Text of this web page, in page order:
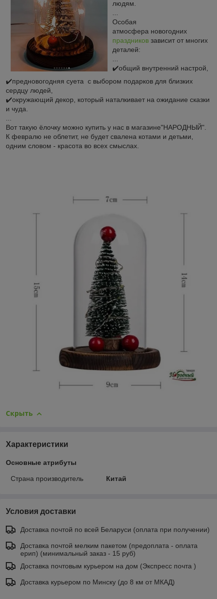
людям.
...
Особая
атмосфера новогодних
праздников зависит от многих
деталей:
...
✔️общий внутренний настрой,
✔️предновогодняя суета с выбором подарков для близких
сердцу людей,
✔️окружающий декор, который наталкивает на ожидание сказки
и чуда.
...
Вот такую ёлочку можно купить у нас в магазине"НАРОДНЫЙ".
К февралю не облетит, не будет свалена котами и детьми,
одним словом - красота во всех смыслах.
Скрыть
Характеристики
Основные атрибуты
Страна производитель Китай
Условия доставки
Доставка почтой по всей Беларуси (оплата при получении)
Доставка почтой мелким пакетом (предоплата - оплата
ерип) (минимальный заказ - 15 руб)
Доставка почтовым курьером на дом (Экспресс почта )
Доставка курьером по Минску (до 8 км от МКАД)